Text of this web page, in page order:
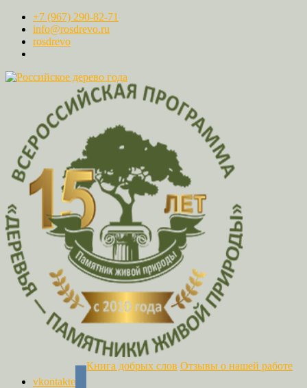
+7 (967) 290-82-71
info@rosdrevo.ru
rosdrevo
vkontakte
Книга добрых слов Отзывы о нашей работе